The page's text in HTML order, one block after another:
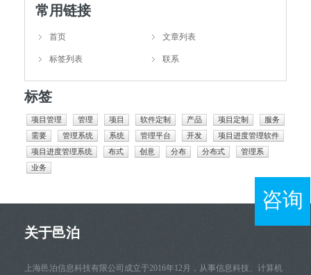
常用链接
首页 文章列表
标签列表 联系
标签
项目管理 管理 项目 软件定制 产品 项目定制
服务
需要
管理系统 系统 管理平台 开发
项目进度管理软件
项目进度管理系统
布式 创意 分布 分布式
管理系
业务
关于邑泊
上海邑泊信息科技有限公司成立于2016年12月，从事信息科技、计算机
咨询